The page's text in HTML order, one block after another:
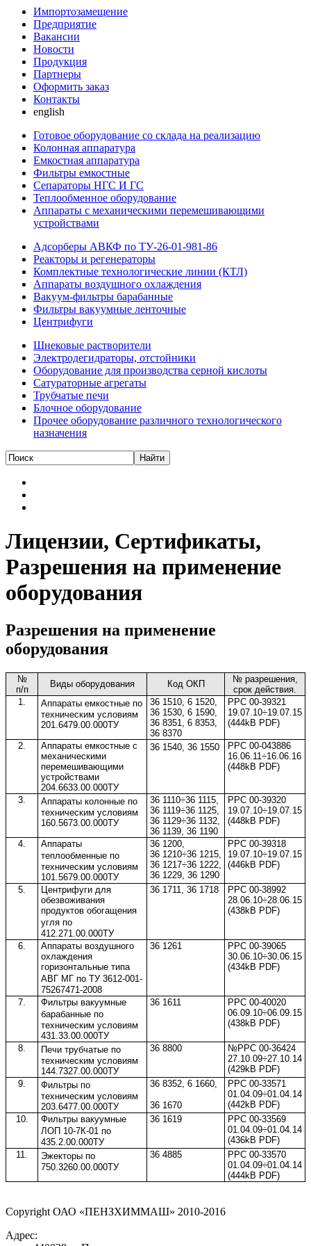
Импортозамещение
Предприятие
Вакансии
Новости
Продукция
Партнеры
Оформить заказ
Контакты
english
Готовое оборудование со склада на реализацию
Колонная аппаратура
Емкостная аппаратура
Фильтры емкостные
Сепараторы НГС И ГС
Теплообменное оборудование
Аппараты с механическими перемешивающими
устройствами
Адсорберы АВКФ по ТУ-26-01-981-86
Реакторы и регенераторы
Комплектные технологические линии (КТЛ)
Аппараты воздушного охлаждения
Вакуум-фильтры барабанные
Фильтры вакуумные ленточные
Центрифуги
Шнековые растворители
Электродегидраторы, отстойники
Оборудование для производства серной кислоты
Сатураторные агрегаты
Трубчатые печи
Блочное оборудование
Прочее оборудование различного технологического
назначения
Лицензии, Сертификаты,
Разрешения на применение
оборудования
Разрешения на применение
оборудования
№
п/п
Виды оборудования Код ОКП
№ разрешения,
срок действия.
1.
Аппараты емкостные по
техническим условиям
201.6479.00.000ТУ
36 1510, 6 1520,
36 1530, 6 1590,
36 8351, 6 8353,
36 8370
РРС 00-39321
19.07.10÷19.07.15
(444kB PDF)
2.
Аппараты емкостные с
механическими
перемешивающими
устройствами
204.6633.00.000ТУ
36 1540, 36 1550
РРС 00-043886
16.06.11 ÷16.06.16
(448kB PDF)
3. Аппараты колонные по
техническим условиям
160.5673.00.000ТУ
36 1110÷36 1115,
36 1119÷36 1125,
36 1129÷36 1132,
36 1139, 36 1190
РРС 00-39320
19.07.10÷19.07.15
(448kB PDF)
4.
Аппараты
теплообменные по
техническим условиям
101.5679.00.000ТУ
36 1200,
36 1210÷36 1215,
36 1217÷36 1222,
36 1229, 36 1290
РРС 00-39318
19.07.10÷19.07.15
(446kB PDF)
5.
Центрифуги для
обезвоживания
продуктов обогащения
угля по
412.271.00.000ТУ
36 1711, 36 1718
РРС 00-38992
28.06.10÷28.06.15
(438kB PDF)
6.
Аппараты воздушного
охлаждения
горизонтальные типа
АВГ МГ по ТУ 3612-001-
75267471-2008
36 1261
РРС 00-39065
30.06.10÷30.06.15
(434kB PDF)
7.
Фильтры вакуумные
барабанные по
техническим условиям
431.33.00.000ТУ
36 1611
РРС 00-40020
06.09.10÷06.09.15
(438kB PDF)
8. Печи трубчатые по
техническим условиям
144.7327.00.000ТУ
36 8800
№РРС 00-36424
27.10.09÷27.10.14
(429kB PDF)
9.
Фильтры по
техническим условиям
203.6477.00.000ТУ
36 8352, 6 1660,
36 1670
РРС 00-33571
01.04.09÷01.04.14
(442kB PDF)
10.
Фильтры вакуумные
ЛОП 10-7К-01 по
435.2.00.000ТУ
36 1619
РРС 00-33569
01.04.09÷01.04.14
(436kB PDF)
11.
Эжекторы по
750.3260.00.000ТУ
36 4885
РРС 00-33570
01.04.09÷01.04.14
(444kB PDF)
Copyright ОАО «ПЕНЗХИММАШ» 2010-2016
Адрес: